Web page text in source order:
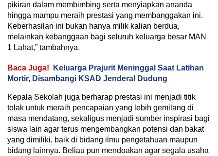
pikiran dalam membimbing serta menyiapkan ananda
hingga mampu meraih prestasi yang membanggakan ini.
Keberhasilan ini bukan hanya milik kalian berdua,
melainkan kebanggaan bagi seluruh keluarga besar MAN
1 Lahat,” tambahnya.
Baca Juga!
Keluarga Prajurit Meninggal Saat Latihan
Mortir, Disambangi KSAD Jenderal Dudung
Kepala Sekolah juga berharap prestasi ini menjadi titik
tolak untuk meraih pencapaian yang lebih gemilang di
masa mendatang, sekaligus menjadi sumber inspirasi bagi
siswa lain agar terus mengembangkan potensi dan bakat
yang dimiliki, baik di bidang ilmu pengetahuan maupun
bidang lainnya. Beliau pun mendoakan agar segala usaha